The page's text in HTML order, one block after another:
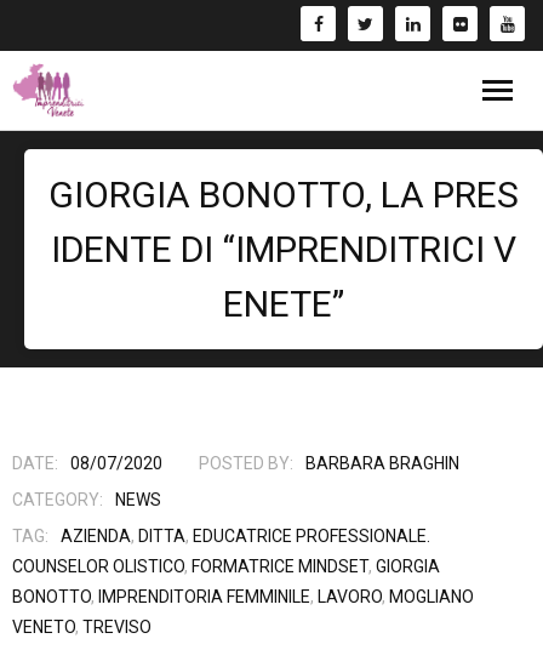
Libri
Fai una Donazione e entra nel Circuito GIV!
- Entra nel Circuito
Contatti
GIORGIA BONOTTO, LA PRES
IDENTE DI “IMPRENDITRICI V
ENETE”
DATE: 08/07/2020 POSTED BY:
BARBARA BRAGHIN
CATEGORY:
NEWS
TAG:
AZIENDA, DITTA, EDUCATRICE PROFESSIONALE.
COUNSELOR OLISTICO, FORMATRICE MINDSET, GIORGIA
BONOTTO, IMPRENDITORIA FEMMINILE, LAVORO, MOGLIANO
VENETO, TREVISO